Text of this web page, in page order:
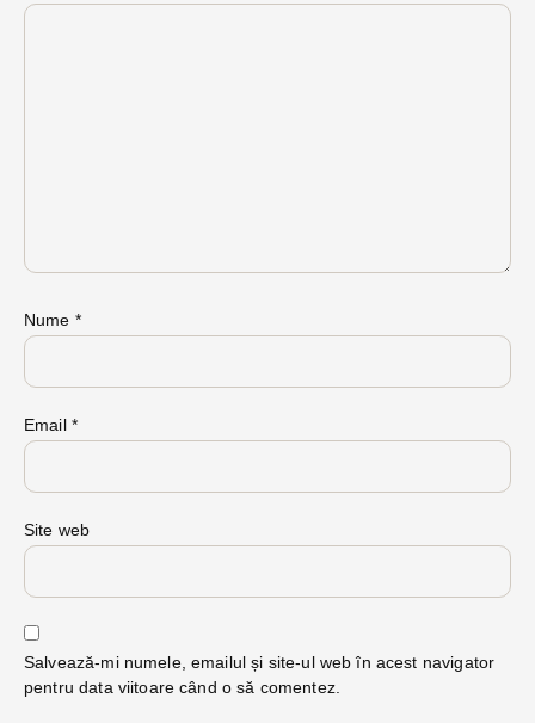
Nume *
Email *
Site web
Salvează-mi numele, emailul și site-ul web în acest navigator
pentru data viitoare când o să comentez.